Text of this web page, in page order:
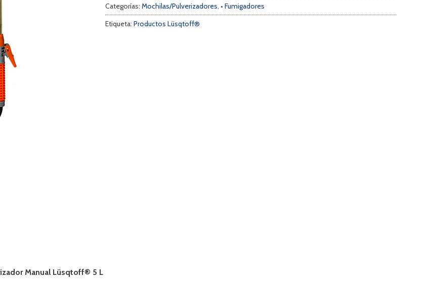
Categorías: Mochilas/Pulverizadores, • Fumigadores
Etiqueta: Productos Lüsqtoff®
Manual Lüsqtoff® 5 L